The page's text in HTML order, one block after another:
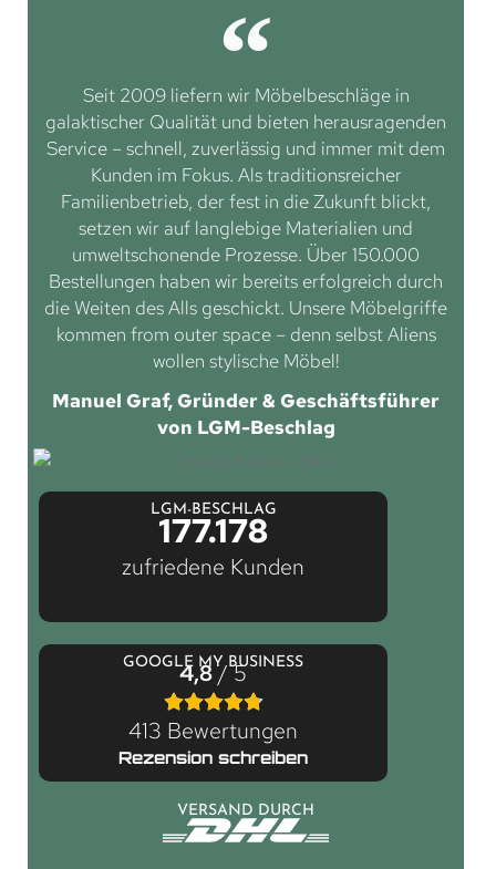
Seit 2009 liefern wir Möbelbeschläge in
galaktischer Qualität und bieten herausragenden
Service – schnell, zuverlässig und immer mit dem
Kunden im Fokus. Als traditionsreicher
Familienbetrieb, der fest in die Zukunft blickt,
setzen wir auf langlebige Materialien und
umweltschonende Prozesse. Über 150.000
Bestellungen haben wir bereits erfolgreich durch
die Weiten des Alls geschickt. Unsere Möbelgriffe
kommen from outer space – denn selbst Aliens
wollen stylische Möbel!
Manuel Graf, Gründer & Geschäftsführer
von LGM-Beschlag
LGM-BESCHLAG
177.178
zufriedene Kunden
GOOGLE MY BUSINESS
4,8/ 5
413 Bewertungen
Rezension schreiben
VERSAND DURCH